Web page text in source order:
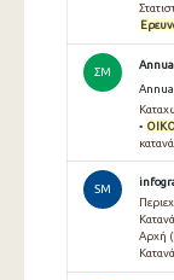
ΣΜ
•
SM
Αρχή